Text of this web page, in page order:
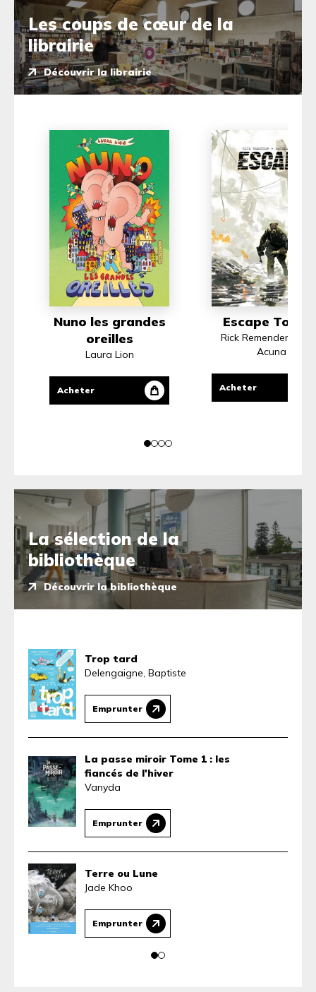
Les coups de cœur de la
librairie
Découvrir la librairie
Nuno les grandes
oreilles
Laura Lion
Acheter
Escape Tome
Rick Remender,
Acuna
Acheter
La sélection de la
bibliothèque
Découvrir la bibliothèque
Trop tard
Delengaigne, Baptiste
Emprunter
La passe miroir Tome 1 : les
fiancés de l'hiver
Vanyda
Emprunter
Terre ou Lune
Jade Khoo
Emprunter